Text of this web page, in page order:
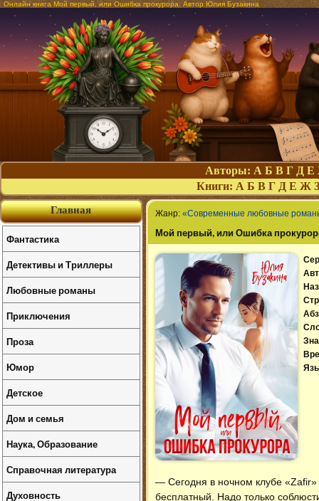
Онлайн книга Мой первый, или Ошибка прокурора. Автор Юлия Бузакина
Авторы: А Б В Г Д Е
Книги: А Б В Г Д Е Ж З
Жанр: «Современные любовные
Мой первый, или Ошибка
— Сегодня в ночном клубе «Zafir»
бесплатный. Надо только
Главная
Фантастика
Детективы и Триллеры
Любовные романы
Приключения
Проза
Юмор
Детское
Дом и семья
Наука, Образование
Справочная литература
Духовность